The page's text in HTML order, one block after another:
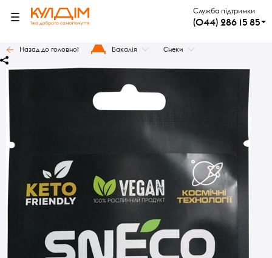
Служба підтримки
(044) 286 15 85
Назад до головної Бакалія Снеки